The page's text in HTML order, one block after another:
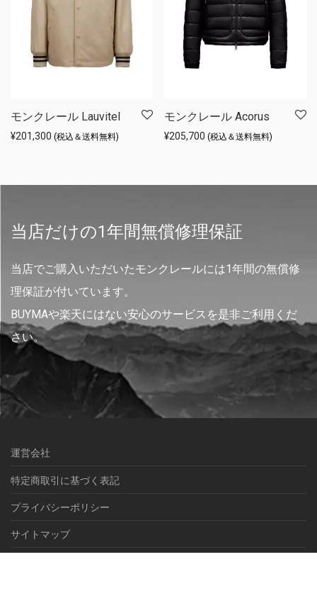
モンクレール Lauvitel
¥201,300 (税込＆送料無料)
モンクレール Acorus
¥205,700 (税込＆送料無料)
当店だけの1年間無償修理保証
当店でご購入いただいたモンクレールには1年間の無償修
理保証が付いています。
BUYMAや楽天にはない安心のサービスを是非ご利用くだ
さい。
運営会社
特定商取引に基づく表記
プライバシーポリシー
サイトマップ